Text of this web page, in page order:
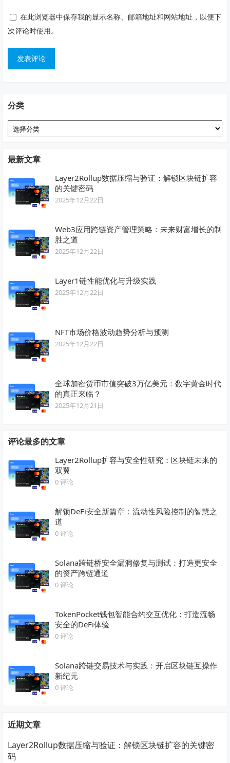
在此浏览器中保存我的显示名称、邮箱地址和网站地址，以便下
次评论时使用。
分类
分
类
最新文章
Layer2Rollup数据压缩与验证：解锁区块链扩容
的关键密码
2025年12月22日
Web3应用跨链资产管理策略：未来财富增长的制
胜之道
2025年12月22日
Layer1链性能优化与升级实践
2025年12月22日
NFT市场价格波动趋势分析与预测
2025年12月22日
全球加密货币市值突破3万亿美元：数字黄金时代
的真正来临？
2025年12月21日
评论最多的文章
Layer2Rollup扩容与安全性研究：区块链未来的
双翼
0 评论
解锁DeFi安全新篇章：流动性风险控制的智慧之
道
0 评论
Solana跨链桥安全漏洞修复与测试：打造更安全
的资产跨链通道
0 评论
TokenPocket钱包智能合约交互优化：打造流畅
安全的DeFi体验
0 评论
Solana跨链交易技术与实践：开启区块链互操作
新纪元
0 评论
近期文章
Layer2Rollup数据压缩与验证：解锁区块链扩容的关键密
码